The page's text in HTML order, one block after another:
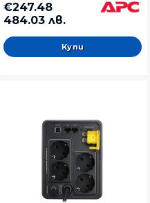
€247.48
484.03 лв.